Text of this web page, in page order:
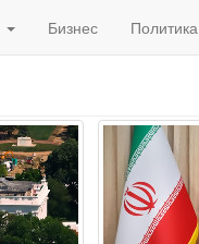
Бизнес Политика